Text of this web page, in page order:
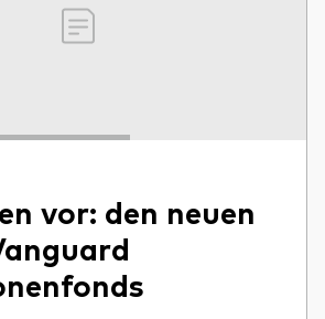
vor: den neuen